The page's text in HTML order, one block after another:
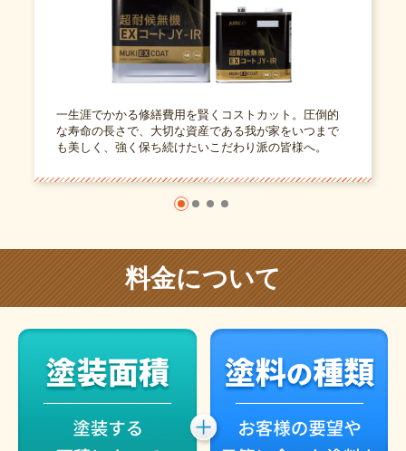
一生涯でかかる修繕費用を賢くコストカット。圧倒的
な寿命の長さで、大切な資産である我が家をいつまで
も美しく、強く保ち続けたいこだわり派の皆様へ。
料金について